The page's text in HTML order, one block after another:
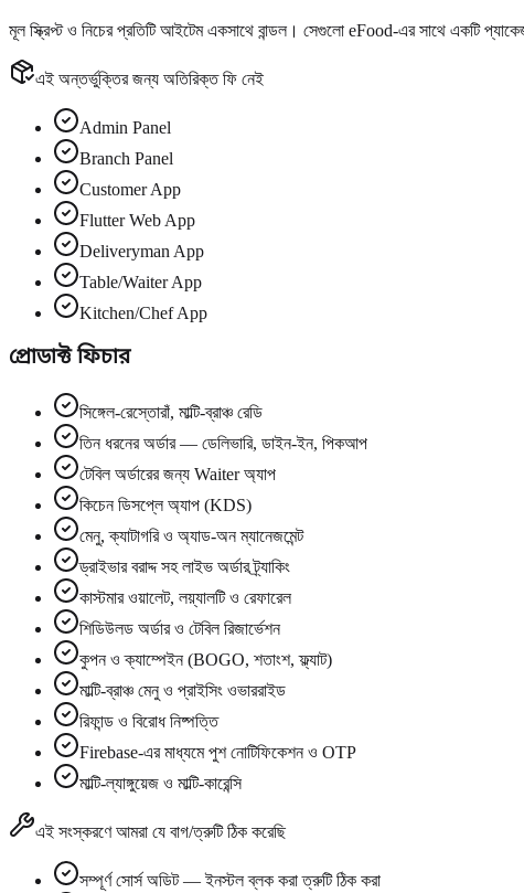
মূল স্ক্রিপ্ট ও নিচের প্রতিটি আইটেমএকসাথে বান্ডল। সেগুলো eFood-এর সাথে একটি
এই অন্তর্ভুক্তির জন্য অতিরিক্ত ফি নেই
Admin Panel
Branch Panel
Customer App
Flutter Web App
Deliveryman App
Table/Waiter App
Kitchen/Chef App
প্রোডাক্ট ফিচার
সিঙ্গেল-রেস্তোরাঁ, মাল্টি-ব্রাঞ্চ রেডি
তিন ধরনের অর্ডার — ডেলিভারি, ডাইন-ইন, পিকআপ
টেবিল অর্ডারের জন্য Waiter অ্যাপ
কিচেন ডিসপ্লে অ্যাপ (KDS)
মেনু, ক্যাটাগরি ও অ্যাড-অন ম্যানেজমেন্ট
ড্রাইভার বরাদ্দ সহ লাইভ অর্ডার ট্র্যাকিং
কাস্টমার ওয়ালেট, লয়্যালটি ও রেফারেল
শিডিউলড অর্ডার ও টেবিল রিজার্ভেশন
কুপন ও ক্যাম্পেইন (BOGO, শতাংশ, ফ্ল্যাট)
মাল্টি-ব্রাঞ্চ মেনু ও প্রাইসিং ওভাররাইড
রিফান্ড ও বিরোধ নিষ্পত্তি
Firebase-এর মাধ্যমে পুশ নোটিফিকেশন ও OTP
মাল্টি-ল্যাঙ্গুয়েজ ও মাল্টি-কারেন্সি
এই সংস্করণে আমরা যে বাগ/ত্রুটি ঠিক করেছি
সম্পূর্ণ সোর্স অডিট — ইনস্টল ব্লক করা ত্রুটি ঠিক করা